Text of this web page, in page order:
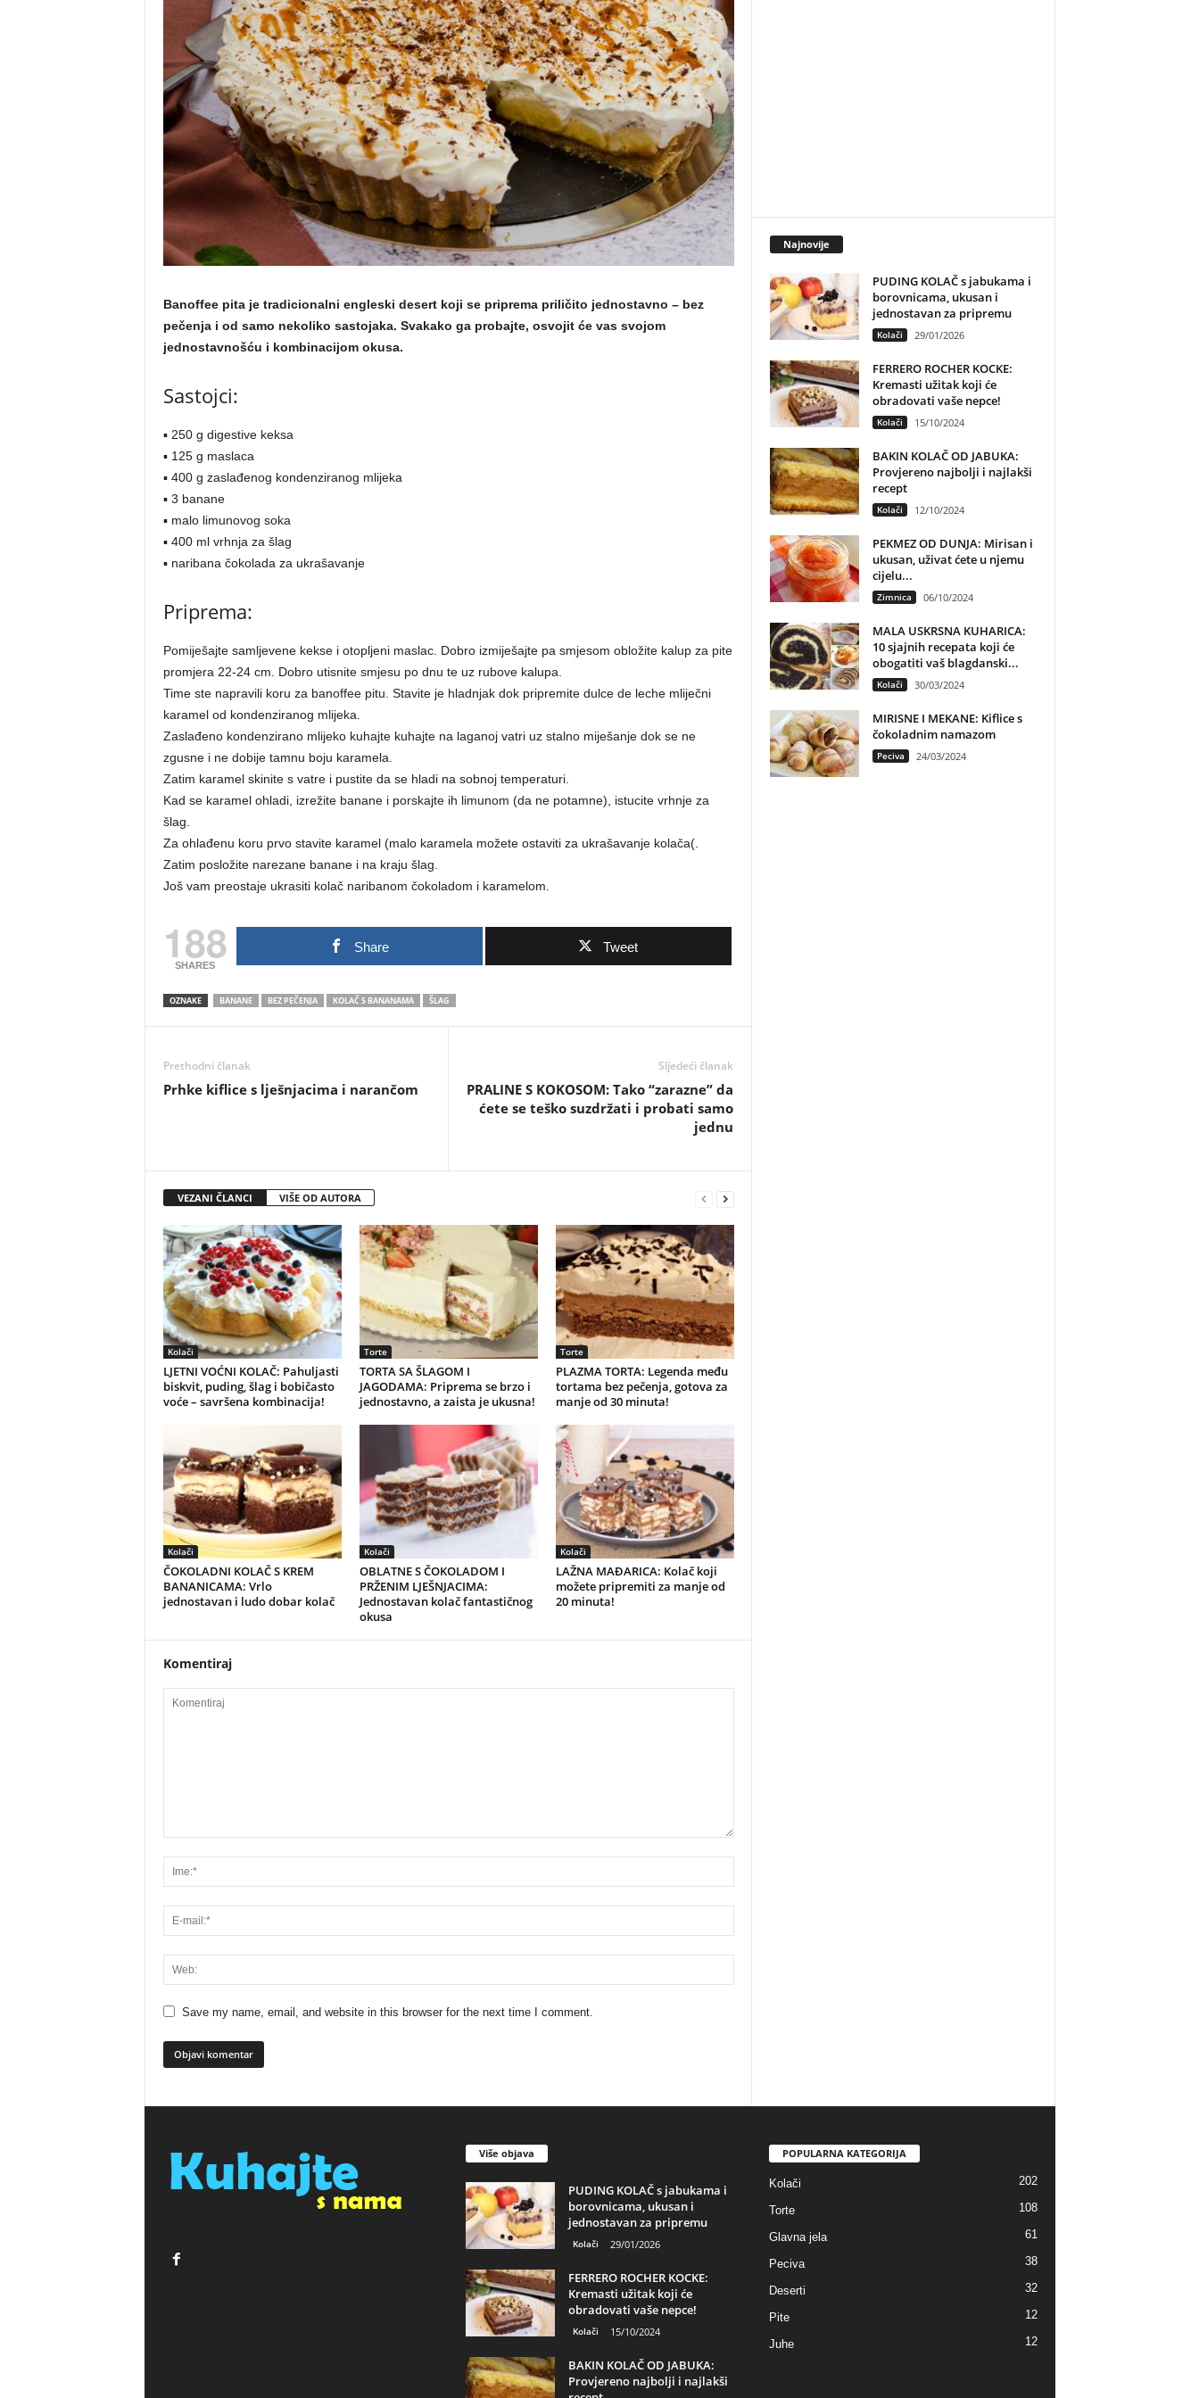
m
a
Banoffee pita je tradicionalni engleski desert koji se priprema priličito jednostavno – bez
pečenja i od samo nekoliko sastojaka. Svakako ga probajte, osvojit će vas svojom
jednostavnošću i kombinacijom okusa.
Sastojci:
▪ 250 g digestive keksa
▪ 125 g maslaca
▪ 400 g zaslađenog kondenziranog mlijeka
▪ 3 banane
▪ malo limunovog soka
▪ 400 ml vrhnja za šlag
▪ naribana čokolada za ukrašavanje
Priprema:
Pomiješajte samljevene kekse i otopljeni maslac. Dobro izmiješajte pa smjesom obložite kalup za pite
promjera 22-24 cm. Dobro utisnite smjesu po dnu te uz rubove kalupa.
Time ste napravili koru za banoffee pitu. Stavite je hladnjak dok pripremite dulce de leche mliječni
karamel od kondenziranog mlijeka.
Zaslađeno kondenzirano mlijeko kuhajte kuhajte na laganoj vatri uz stalno miješanje dok se ne
zgusne i ne dobije tamnu boju karamela.
Zatim karamel skinite s vatre i pustite da se hladi na sobnoj temperaturi.
Kad se karamel ohladi, izrežite banane i porskajte ih limunom (da ne potamne), istucite vrhnje za
šlag.
Za ohlađenu koru prvo stavite karamel (malo karamela možete ostaviti za ukrašavanje kolača(.
Zatim posložite narezane banane i na kraju šlag.
Još vam preostaje ukrasiti kolač naribanom čokoladom i karamelom.
188
SHARES
Share Tweet
OZNAKE BANANE BEZ PEČENJA KOLAČ S BANANAMA ŠLAG
Prethodni članak
Prhke kiflice s lješnjacima i narančom
Sljedeći članak
PRALINE S KOKOSOM: Tako “zarazne” da
ćete se teško suzdržati i probati samo
jednu
VEZANI ČLANCI VIŠE OD AUTORA
Kolači
LJETNI VOĆNI KOLAČ: Pahuljasti
biskvit, puding, šlag i bobičasto
voće – savršena kombinacija!
Torte
TORTA SA ŠLAGOM I
JAGODAMA: Priprema se brzo i
jednostavno, a zaista je ukusna!
Torte
PLAZMA TORTA: Legenda među
tortama bez pečenja, gotova za
manje od 30 minuta!
Kolači
ČOKOLADNI KOLAČ S KREM
BANANICAMA: Vrlo
jednostavan i ludo dobar kolač
Kolači
OBLATNE S ČOKOLADOM I
PRŽENIM LJEŠNJACIMA:
Jednostavan kolač fantastičnog
okusa
Kolači
LAŽNA MAĐARICA: Kolač koji
možete pripremiti za manje od
20 minuta!
Komentiraj
Save my name, email, and website in this browser for the next time I comment.
Najnovije
PUDING KOLAČ s jabukama i
borovnicama, ukusan i
jednostavan za pripremu
Kolači 29/01/2026
FERRERO ROCHER KOCKE:
Kremasti užitak koji će
obradovati vaše nepce!
Kolači 15/10/2024
BAKIN KOLAČ OD JABUKA:
Provjereno najbolji i najlakši
recept
Kolači 12/10/2024
PEKMEZ OD DUNJA: Mirisan i
ukusan, uživat ćete u njemu
cijelu...
Zimnica 06/10/2024
MALA USKRSNA KUHARICA:
10 sjajnih recepata koji će
obogatiti vaš blagdanski...
Kolači 30/03/2024
MIRISNE I MEKANE: Kiflice s
čokoladnim namazom
Peciva 24/03/2024
Više objava
PUDING KOLAČ s jabukama i
borovnicama, ukusan i
jednostavan za pripremu
Kolači 29/01/2026
FERRERO ROCHER KOCKE:
Kremasti užitak koji će
obradovati vaše nepce!
Kolači 15/10/2024
BAKIN KOLAČ OD JABUKA:
Provjereno najbolji i najlakši
POPULARNA KATEGORIJA
Kolači 202
Torte 108
Glavna jela 61
Peciva 38
Deserti 32
Pite 12
Juhe 12